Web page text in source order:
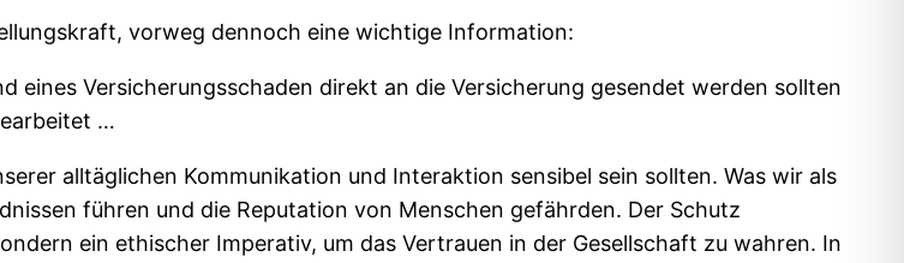
vorweg dennoch eine wichtige Information:
eines Versicherungsschaden direkt an die Versicherung gesendet werden sollten
…
alltäglichen Kommunikation und Interaktion sensibel sein sollten. Was wir als
führen und die Reputation von Menschen gefährden. Der Schutz
ein ethischer Imperativ, um das Vertrauen in der Gesellschaft zu wahren. In